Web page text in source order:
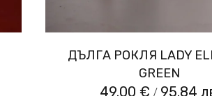
ДЪЛГА РОКЛЯ LADY
GREEN
49.00 € / 95.84